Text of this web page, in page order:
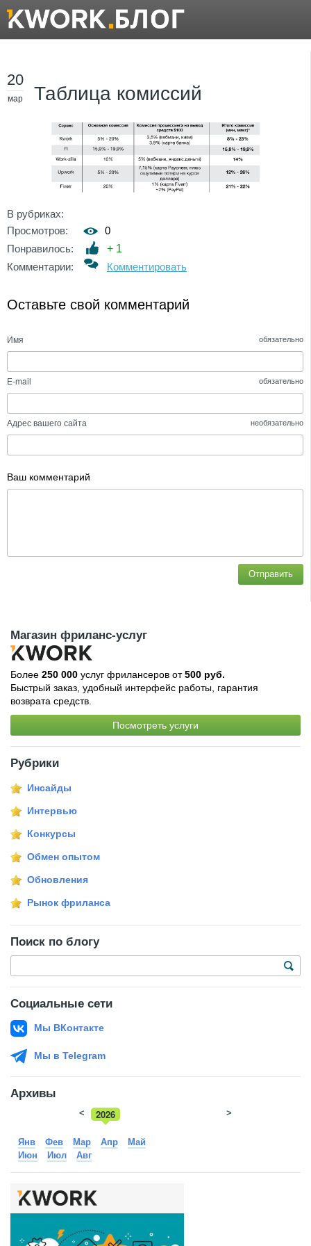
20
мар Таблица комиссий
В рубриках:
Просмотров:
0
Понравилось:
+ 1
Комментарии:
Комментировать
Оставьте свой комментарий
Имя обязательно
E-mail обязательно
Адрес вашего сайта необязательно
Ваш комментарий
Отправить
Магазин фриланс-услуг
Более 250 000 услуг фрилансеров от500 руб.
Быстрый заказ, удобный интерфейс работы, гарантия
возврата средств.
Посмотреть услуги
Рубрики
Инсайды
Интервью
Конкурсы
Обмен опытом
Обновления
Рынок фриланса
Поиск по блогу
Социальные сети
Мы ВКонтакте
Мы в Telegram
Архивы
2026
2025
< >
Янв Фев Мар Апр
Май
Июн
Июл Авг